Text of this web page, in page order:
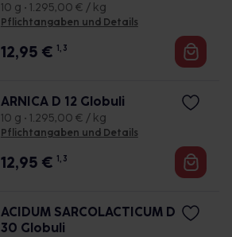
10 g • 1.295,00 € / kg
Pflichtangaben und Details
12,95 € 1, 3
ARNICA D 12 Globuli
10 g • 1.295,00 € / kg
Pflichtangaben und Details
12,95 € 1, 3
ACIDUM SARCOLACTICUM D
30 Globuli